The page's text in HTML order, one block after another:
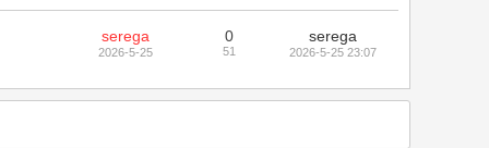
serega
2026-5-25
0
51
serega
2026-5-25 23:07